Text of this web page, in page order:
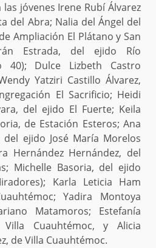
jóvenes Irene Rubí Álvarez
del Abra; Nalia del Ángel del
Ampliación El Plátano y San
Estrada, del ejido Río
40); Dulce Lizbeth Castro
Yatziri Castillo Álvarez,
El Sacrificio; Heidi
del ejido El Fuerte; Keila
de Estación Esteros; Ana
del ejido José María Morelos
Hernández Hernández, del
Michelle Basoria, del ejido
Karla Leticia Ham
Yadira Montoya
Matamoros; Estefanía
Cuauhtémoc, y Alicia
de Villa Cuauhtémoc.